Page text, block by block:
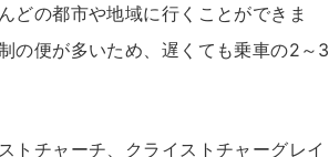
どの都市や地域に行くことができま
の便が多いため、遅くても乗車の2～3
トチャーチ、クライストチャーグレイ